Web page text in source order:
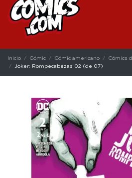
Inicio Cómic Cómic americano Cómics
Joker: Rompecabezas 02 (de 07)